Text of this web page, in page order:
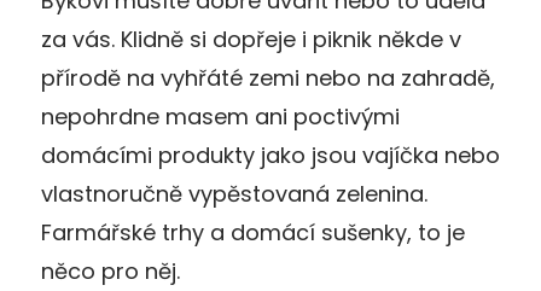
za vás. Klidně si dopřeje i piknik někde v
přírodě na vyhřáté zemi nebo na zahradě,
nepohrdne masem ani poctivými
domácími produkty jako jsou vajíčka nebo
vlastnoručně vypěstovaná zelenina.
Farmářské trhy a domácí sušenky, to je
něco pro něj.